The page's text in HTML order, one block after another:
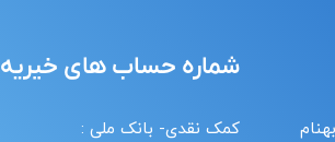
شماره حساب های خیریه
کمک نقدی- بانک ملی :